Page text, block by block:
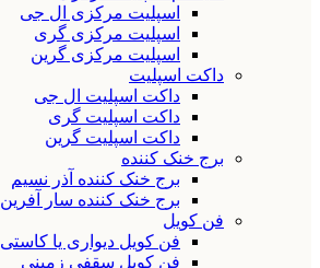
اسپلیت مرکزی ال جی
اسپلیت مرکزی گری
اسپلیت مرکزی گرین
داکت اسپلیت
داکت اسپلیت ال جی
داکت اسپلیت گری
داکت اسپلیت گرین
برج خنک کننده
برج خنک کننده آذر نسیم
برج خنک کننده سار آفرین
فن کویل
فن کویل دیواری یا کاستی
فن کویل سقفی زمینی